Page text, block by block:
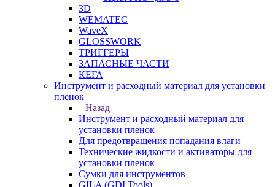
3D
WEMATEC
WaveX
GLOSSWORK
ТРИГГЕРЫ
ЗАПАСНЫЕ ЧАСТИ
КЕГА
Инструмент и расходный материал для установки
пленок
Назад
Инструмент и расходный материал для
установки пленок
Для предотвращения попадания влаги
Технические жидкости и активаторы для
установки пленок
Сумки для инструментов
GILA (GDI Tools)